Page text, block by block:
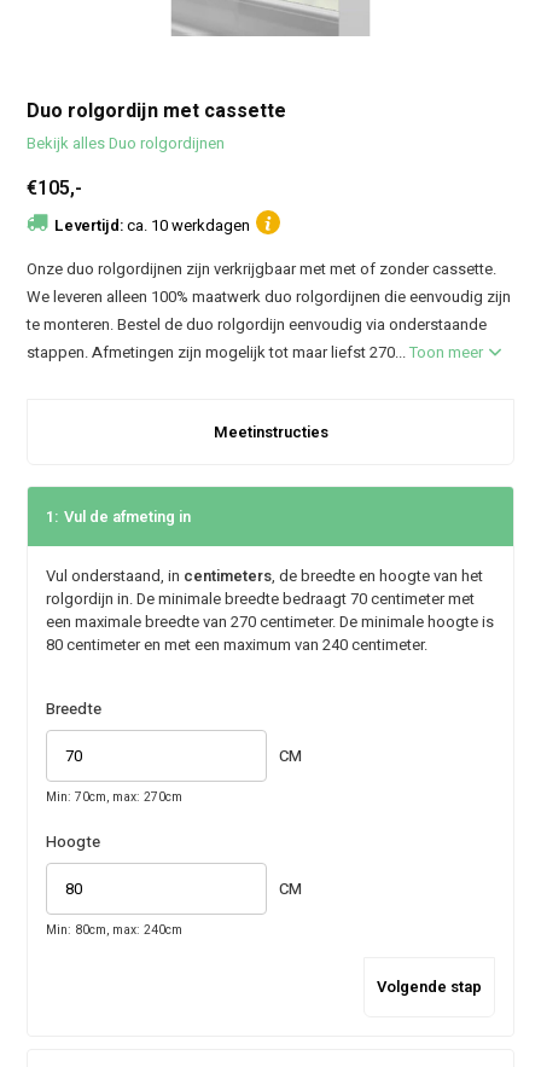
Duo rolgordijn met cassette
Bekijk alles Duo rolgordijnen
€105,-
Levertijd:ca. 10 werkdagen
Onze duo rolgordijnen zijn verkrijgbaar met met of zonder cassette.
We leveren alleen 100% maatwerk duo rolgordijnen die eenvoudig zijn
te monteren. Bestel de duo rolgordijn eenvoudig via onderstaande
stappen. Afmetingen zijn mogelijk tot maar liefst 270...Toon meer
Meetinstructies
1: Vul de afmeting in
Vul onderstaand, in centimeters, de breedte en hoogte van het
rolgordijn in. De minimale breedte bedraagt 70 centimeter met
een maximale breedte van 270 centimeter. De minimale hoogte is
80 centimeter en met een maximum van 240 centimeter.
Breedte
CM
Min: 70cm, max: 270cm
Hoogte
CM
Min: 80cm, max: 240cm
Volgende stap